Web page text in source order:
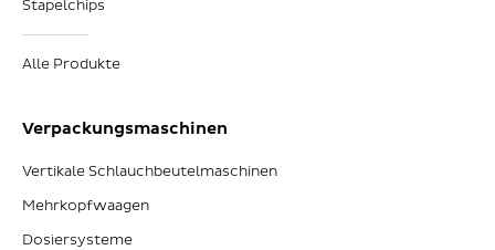
Stapelchips
Alle Produkte
Verpackungsmaschinen
Vertikale Schlauchbeutelmaschinen
Mehrkopfwaagen
Dosiersysteme